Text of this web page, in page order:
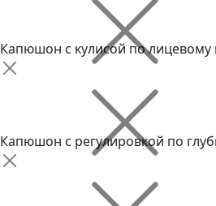
Капюшон с кулисой по лицевому
Капюшон с регулировкой по